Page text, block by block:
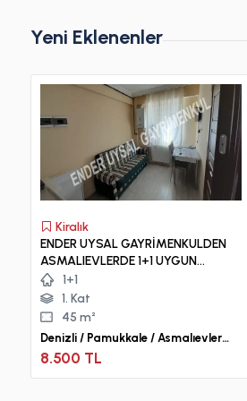
Yeni Eklenenler
Kiralık
ENDER UYSAL GAYRİMENKULDEN
ASMALIEVLERDE 1+1 UYGUN
APART.
1+1
1. Kat
45 m²
Denizli / Pamukkale / Asmalıevler
Mah.
8.500 TL